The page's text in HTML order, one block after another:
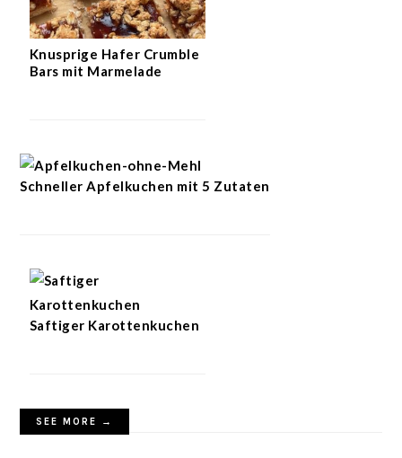
Knusprige Hafer Crumble
Bars mit Marmelade
Schneller Apfelkuchen mit 5 Zutaten
Saftiger Karottenkuchen
SEE MORE →